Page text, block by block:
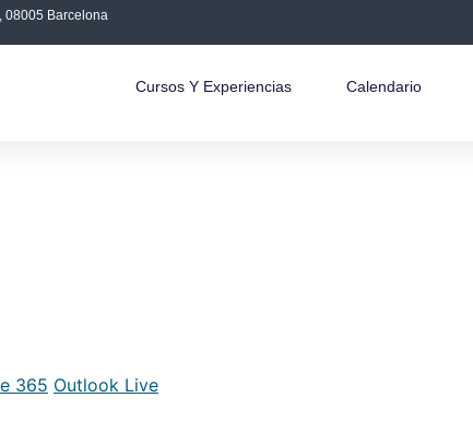
08005 Barcelona
Cursos Y Experiencias Calendario
365 Outlook Live